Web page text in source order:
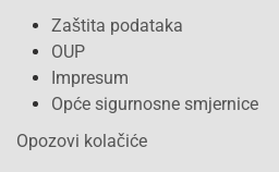
Zaštita podataka
OUP
Impresum
Opće sigurnosne smjernice
Opozovi kolačiće